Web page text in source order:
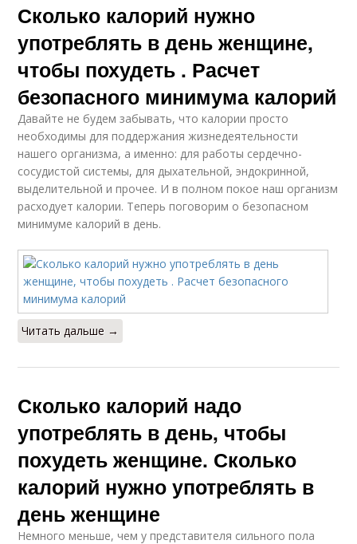
Сколько калорий нужно
употреблять в день женщине,
чтобы похудеть . Расчет
безопасного минимума калорий
Давайте не будем забывать, что калории просто
необходимы для поддержания жизнедеятельности
нашего организма, а именно: для работы сердечно-
сосудистой системы, для дыхательной, эндокринной,
выделительной и прочее. И в полном покое наш организм
расходует калории. Теперь поговорим о безопасном
минимуме калорий в день.
Читать дальше →
Сколько калорий надо
употреблять в день, чтобы
похудеть женщине. Сколько
калорий нужно употреблять в
день женщине
Немного меньше, чем у представителя сильного пола